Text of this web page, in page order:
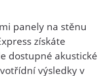
panely na stěnu
získáte
dostupné akustické
výsledky v